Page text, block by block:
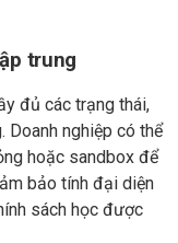
trung
đủ các trạng thái,
Doanh nghiệp có thể
hoặc sandbox để
bảo tính đại diện
sách học được